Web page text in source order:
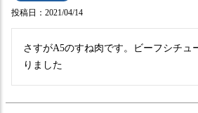
投稿日 2021/04/14
さすがA5のすね肉です。ビーフシチュ
りました